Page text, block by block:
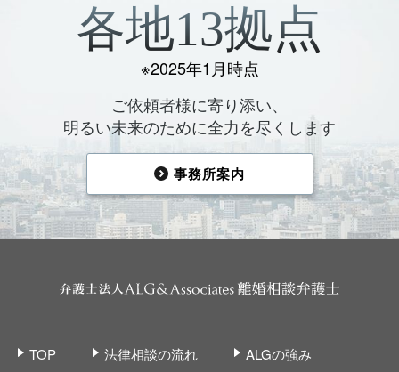
各地13拠点
※2025年1月時点
ご依頼者様に寄り添い、
明るい未来のために全力を尽くします
事務所案内
TOP 法律相談の流れ
ALGの強み